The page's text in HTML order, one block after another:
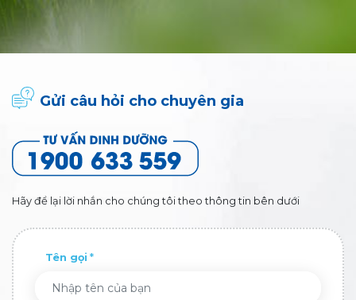
Gửi câu hỏi cho chuyên gia
Hãy để lại lời nhắn cho chúng tôi theo thông tin bên dưới
Tên gọi